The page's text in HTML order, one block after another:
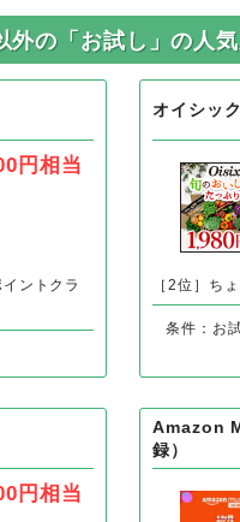
外の「お試し」の人気
円 相当
ントクラ
オイシッ
［2位］ち
条件：お